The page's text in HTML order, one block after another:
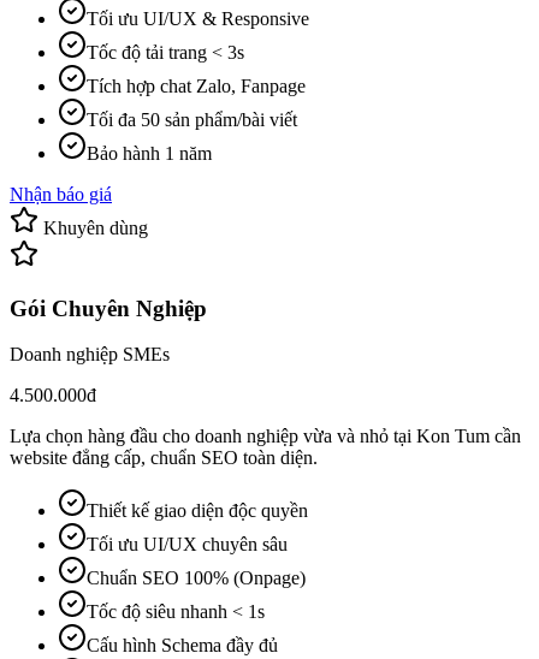
Tối ưu UI/UX & Responsive
Tốc độ tải trang < 3s
Tích hợp chat Zalo, Fanpage
Tối đa 50 sản phẩm/bài viết
Bảo hành 1 năm
Nhận báo giá
Khuyên dùng
Gói Chuyên Nghiệp
Doanh nghiệp SMEs
4.500.000đ
Lựa chọn hàng đầu cho doanh nghiệp vừa và nhỏ tại Kon Tum cần
website đẳng cấp, chuẩn SEO toàn diện.
Thiết kế giao diện độc quyền
Tối ưu UI/UX chuyên sâu
Chuẩn SEO 100% (Onpage)
Tốc độ siêu nhanh < 1s
Cấu hình Schema đầy đủ